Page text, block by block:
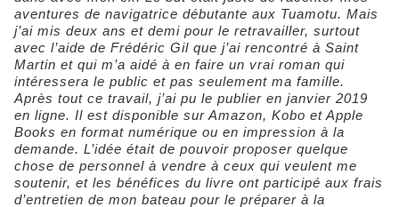
aventures de navigatrice débutante aux Tuamotu. Mais
j’ai mis deux ans et demi pour le retravailler, surtout
avec l’aide de Frédéric Gil que j’ai rencontré à Saint
Martin et qui m’a aidé à en faire un vrai roman qui
intéressera le public et pas seulement ma famille.
Après tout ce travail, j’ai pu le publier en janvier 2019
en ligne. Il est disponible sur Amazon, Kobo et Apple
Books en format numérique ou en impression à la
demande. L’idée était de pouvoir proposer quelque
chose de personnel à vendre à ceux qui veulent me
soutenir, et les bénéfices du livre ont participé aux frais
d’entretien de mon bateau pour le préparer à la